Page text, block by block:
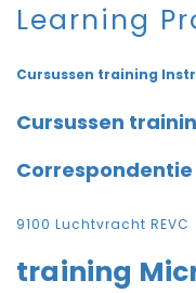
Learning
Cursussen training
Cursussen
Correspondentie
9100 Luchtvracht REVC
training